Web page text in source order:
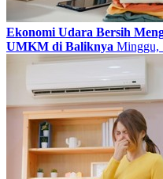
Ekonomi Udara Bersih
UMKM di Baliknya Minggu,